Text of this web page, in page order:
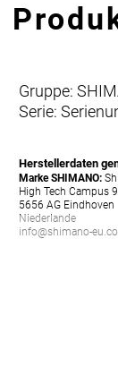
Gruppe:
Serie:
Herstellerdaten
Marke SHIMANO:
High Tech Campus
5656 AG Eindhoven
Niederlande
info@shimano-